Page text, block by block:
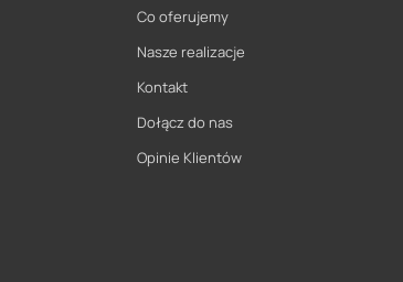
Co oferujemy
Nasze realizacje
Kontakt
Dołącz do nas
Opinie Klientów